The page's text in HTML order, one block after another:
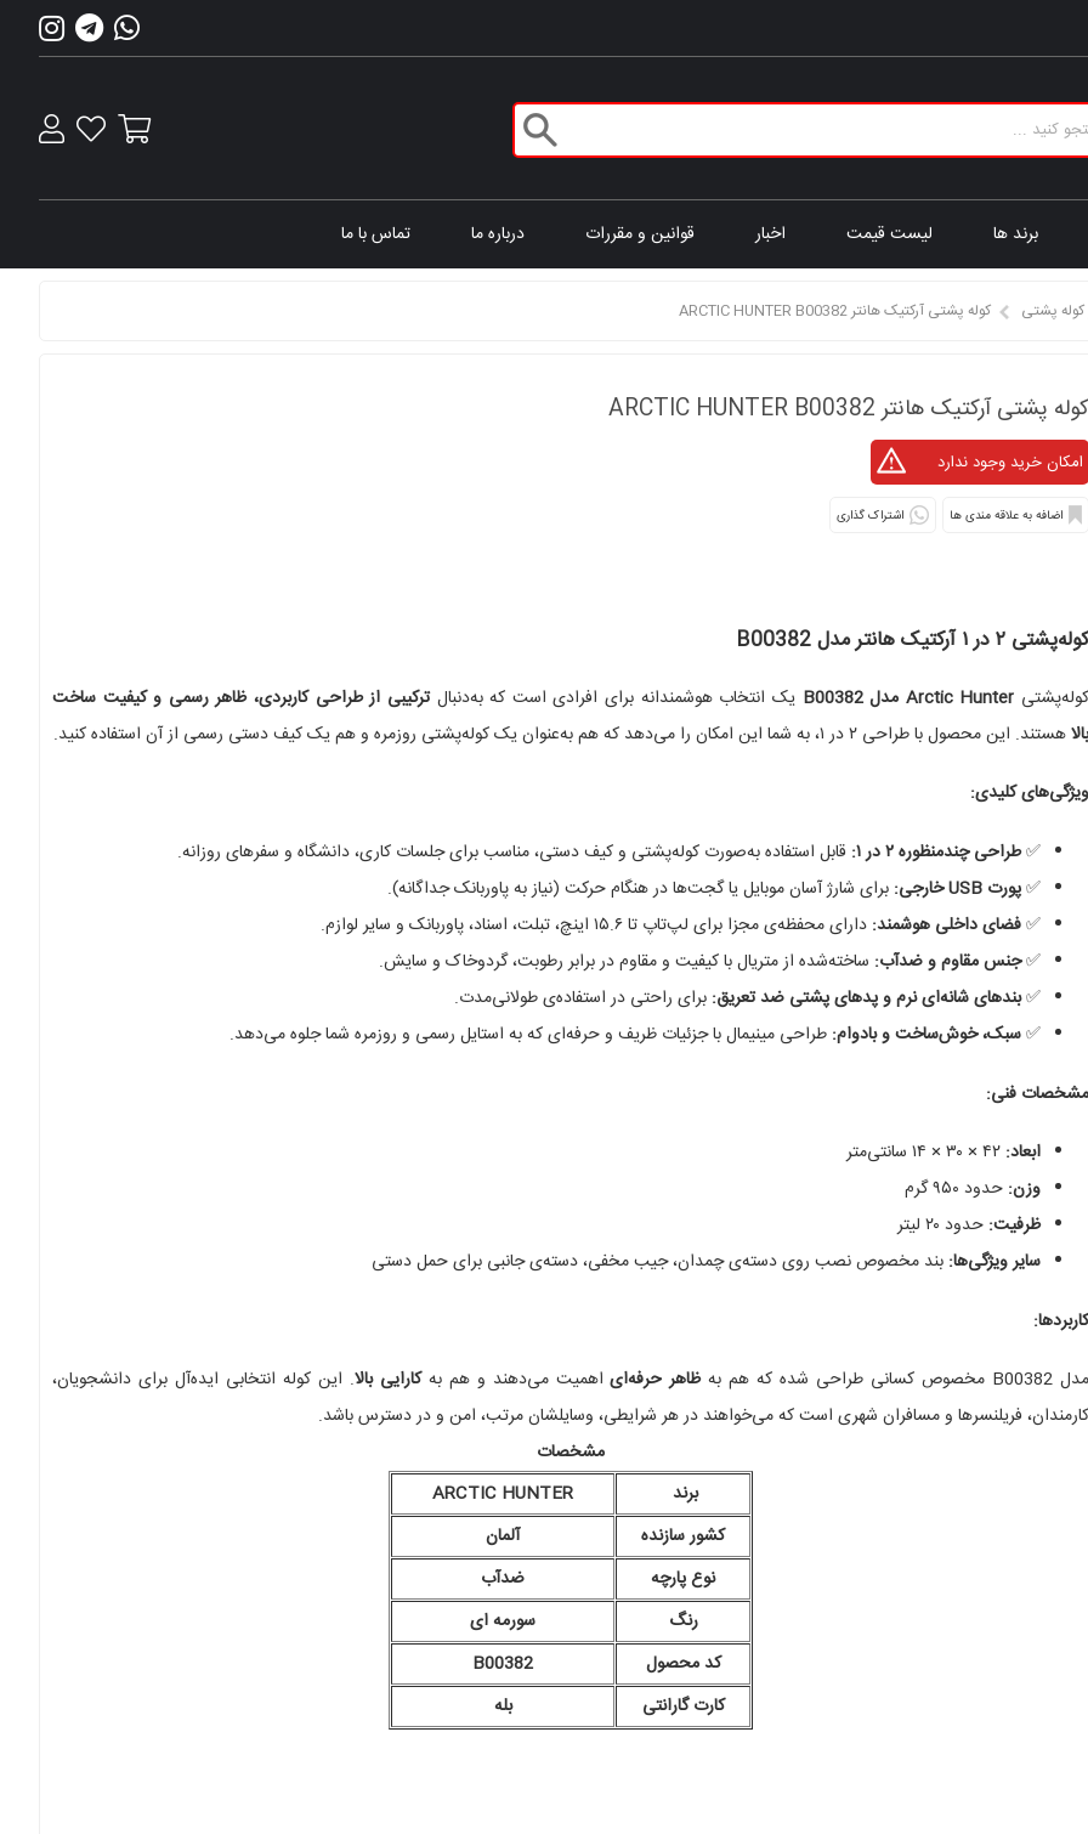
برند ها لیست قیمت اخبار قوانین و مقررات درباره ما تماس با ما
پشتی کوله پشتی آرکتیک هانتر ARCTIC HUNTER B00382
کوله پشتی آرکتیک هانتر ARCTIC HUNTER B00382
اشتراک گذاری
کوله‌پشتی ۲ در ۱ آرکتیک هانتر مدل B00382
کوله‌پشتی Arctic Hunter مدل B00382 یک انتخاب هوشمندانه برای افرادی است که به‌دنبالترکیبی از طراحی کاربردی، ظاهر رسمی و کیفیت ساخت
بالاهستند. این محصول با طراحی ۲ در ۱، به شما این امکان را می‌دهد که هم به‌عنوان یک کوله‌پشتی روزمره و هم یک کیف دستی رسمی از آن استفاده کنید.
ویژگی‌های کلیدی:
✅طراحی چندمنظوره ۲ در ۱:
قابل استفاده به‌صورت کوله‌پشتی و کیف دستی، مناسب برای جلسات کاری، دانشگاه و سفرهای روزانه.
✅پورت USB خارجی:
برای شارژ آسان موبایل یا گجت‌ها در هنگام حرکت (نیاز به پاوربانک جداگانه).
✅فضای داخلی هوشمند: دارای محفظه‌ی مجزا برای لپ‌تاپ تا ۱۵.۶ اینچ، تبلت، اسناد، پاوربانک و سایر لوازم.
✅جنس مقاوم و ضدآب: ساخته‌شده از متریال با کیفیت و مقاوم در برابر رطوبت، گرد‌وخاک و سایش.
✅بندهای شانه‌ای نرم و پدهای پشتی ضد تعریق: برای راحتی در استفاده‌ی طولانی‌مدت.
✅سبک، خوش‌ساخت و بادوام: طراحی مینیمال با جزئیات ظریف و حرفه‌ای که به استایل رسمی و روزمره شما جلوه می‌دهد.
مشخصات فنی:
ابعاد:
وزن: حدود ۹۵۰ گرم
ظرفیت: حدود ۲۰ لیتر
سایر ویژگی‌ها: بند مخصوص نصب روی دسته‌ی چمدان، جیب مخفی، دسته‌ی جانبی برای حمل دستی
کاربردها:
مدل B00382 مخصوص کسانی طراحی شده که هم به ظاهر حرفه‌ایاهمیت می‌دهند و هم بهکارایی بالا. این کوله انتخابی ایده‌آل برای دانشجویان،
کارمندان، فریلنسرها و مسافران شهری است که می‌خواهند در هر شرایطی، وسایلشان مرتب، امن و در دسترس باشد.
مشخصات
برند
ARCTIC HUNTER
کشور سازنده
آلمان
نوع پارچه
ضدآب
رنگ
سورمه ای
کد محصول
B00382
کارت گارانتی
بله